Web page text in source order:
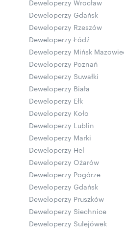
Deweloperzy Wrocław
Deweloperzy Gdańsk
Deweloperzy Rzeszów
Deweloperzy Łódź
Deweloperzy Mińsk
Deweloperzy Poznań
Deweloperzy Suwałki
Deweloperzy Biała
Deweloperzy Ełk
Deweloperzy Koło
Deweloperzy Lublin
Deweloperzy Marki
Deweloperzy Hel
Deweloperzy Ożarów
Deweloperzy Pogórze
Deweloperzy Gdańsk
Deweloperzy Pruszków
Deweloperzy Siechnice
Deweloperzy Sulejówek